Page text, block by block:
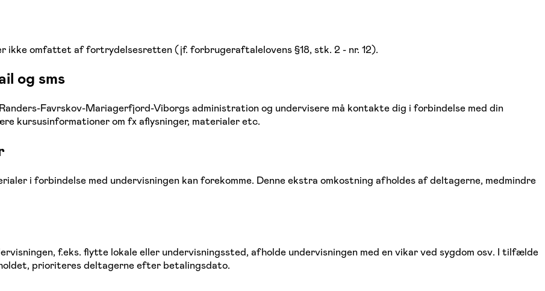
ikke omfattet af fortrydelsesretten (jf. forbrugeraftalelovens §18, stk. 2 - nr. 12).
og sms
Favrskov-Mariagerfjord-Viborgs administration og undervisere må kontakte dig i forbindelse med din
kursusinformationer om fx aflysninger, materialer etc.
i forbindelse med undervisningen kan forekomme. Denne ekstra omkostning afholdes af deltagerne, medmindre
f.eks. flytte lokale eller undervisningssted, afholde undervisningen med en vikar ved sygdom osv. I tilfælde
prioriteres deltagerne efter betalingsdato.